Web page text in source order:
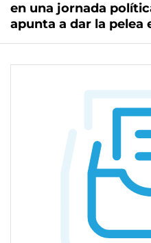
en una jornada
apunta a dar la pelea